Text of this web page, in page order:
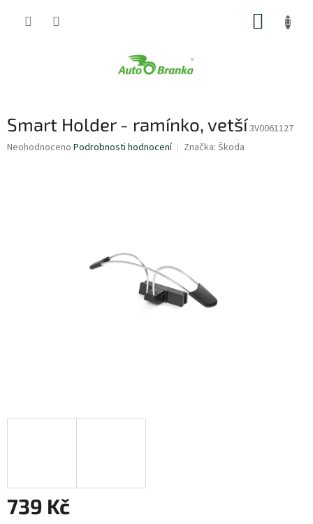
Smart Holder - ramínko, vetší3V0061127
Průměrné
Neohodnoceno Podrobnosti hodnocení Značka: Škoda
739 Kč